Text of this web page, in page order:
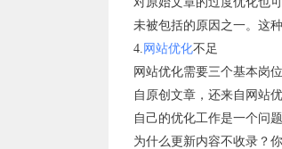
未被包括的原因之一。这
4. 网站优化不足
网站优化需要三个基本岗
自原创文章，还来自网站
自己的优化工作是一个问题
为什么更新内容不收录？